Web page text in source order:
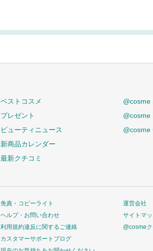
ベストコスメ
プレゼント
ビューティニュース
新商品カレンダー
最新クチコミ
@cosme
@cosme
@cosme
免責・コピーライト
ヘルプ・お問い合わせ
利用規約違反に関するご連絡
カスタマーサポートブログ
運営会社
サイトマ
@cosme